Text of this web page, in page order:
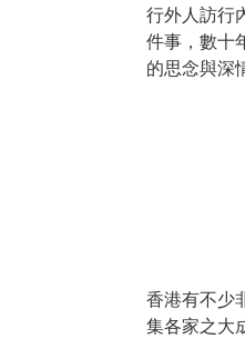
行外人訪行
件事，數十
的思念與深
香港有不少
集各家之大